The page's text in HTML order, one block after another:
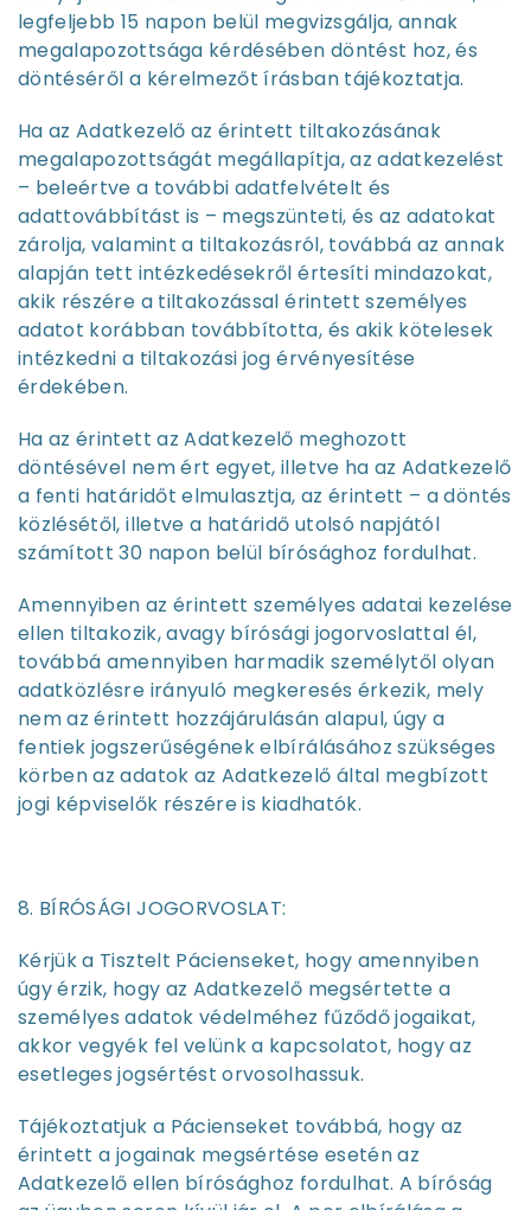
legfeljebb 15 napon belül megvizsgálja, annak
megalapozottsága kérdésében döntést hoz, és
döntéséről a kérelmezőt írásban tájékoztatja.
Ha az Adatkezelő az érintett tiltakozásának
megalapozottságát megállapítja, az adatkezelést
– beleértve a további adatfelvételt és
adattovábbítást is – megszünteti, és az adatokat
zárolja, valamint a tiltakozásról, továbbá az annak
alapján tett intézkedésekről értesíti mindazokat,
akik részére a tiltakozással érintett személyes
adatot korábban továbbította, és akik kötelesek
intézkedni a tiltakozási jog érvényesítése
érdekében.
Ha az érintett az Adatkezelő meghozott
döntésével nem ért egyet, illetve ha az Adatkezelő
a fenti határidőt elmulasztja, az érintett – a döntés
közlésétől, illetve a határidő utolsó napjától
számított 30 napon belül bírósághoz fordulhat.
Amennyiben az érintett személyes adatai kezelése
ellen tiltakozik, avagy bírósági jogorvoslattal él,
továbbá amennyiben harmadik személytől olyan
adatközlésre irányuló megkeresés érkezik, mely
nem az érintett hozzájárulásán alapul, úgy a
fentiek jogszerűségének elbírálásához szükséges
körben az adatok az Adatkezelő által megbízott
jogi képviselők részére is kiadhatók.
8. BÍRÓSÁGI JOGORVOSLAT:
Kérjük a Tisztelt Pácienseket, hogy amennyiben
úgy érzik, hogy az Adatkezelő megsértette a
személyes adatok védelméhez fűződő jogaikat,
akkor vegyék fel velünk a kapcsolatot, hogy az
esetleges jogsértést orvosolhassuk.
Tájékoztatjuk a Pácienseket továbbá, hogy az
érintett a jogainak megsértése esetén az
Adatkezelő ellen bírósághoz fordulhat. A bíróság